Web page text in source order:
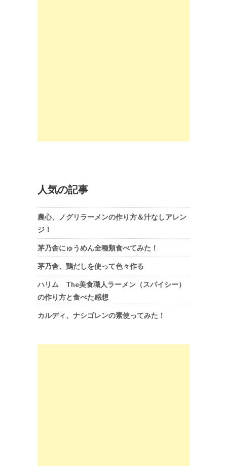
人気の記事
農心、ノグリラーメンの作り方＆汁なしアレン
ジ！
茅乃舎にゅうめん全種類食べてみた！
茅乃舎、鶏だしを使って色々作る
ハリム The美食職人ラーメン（スパイシー）
の作り方と食べた感想
カルディ、ナシゴレンの素使ってみた！